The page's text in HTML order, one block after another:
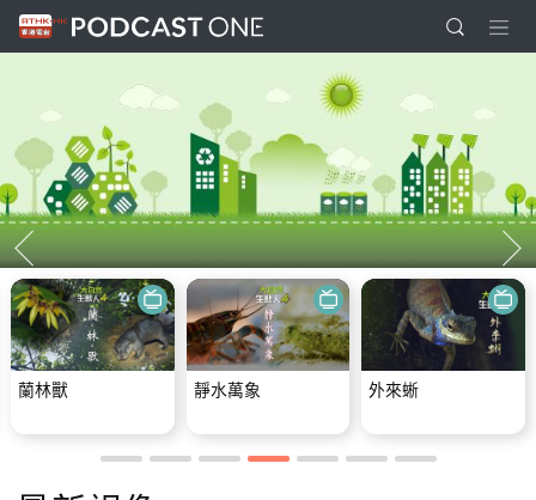
蜥
EP 1582 - 你嘅
email address
係？
EP 1581 -
Phlegm